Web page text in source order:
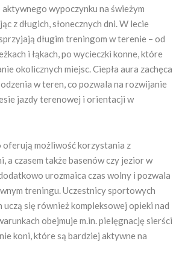
wypoczynku na świeżym
z długich, słonecznych dni. W lecie
długim treningom w terenie – od
i łąkach, po wycieczki konne, które
okolicznych miejsc. Ciepła aura zachęca
w teren, co pozwala na rozwijanie
jazdy terenowej i orientacji w
oferują możliwość korzystania z
a czasem także basenów czy jezior w
urozmaica czas wolny i pozwala
treningu. Uczestnicy sportowych
się również kompleksowej opieki nad
obejmuje m.in. pielęgnację sierści
koni, które są bardziej aktywne na